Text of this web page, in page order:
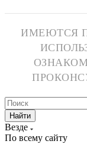
ИМЕЮТСЯ
Найти
Везде
По всему сайту